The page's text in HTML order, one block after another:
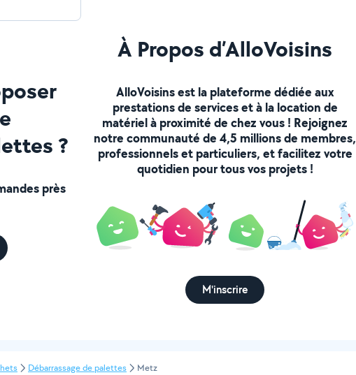
?
près
À Propos d’AlloVoisins
AlloVoisins est la plateforme dédiée aux
prestations de services et à la location de
matériel à proximité de chez vous ! Rejoignez
notre communauté de 4,5 millions de membres,
professionnels et particuliers, et facilitez votre
quotidien pour tous vos projets !
M'inscrire
Débarrassage de palettes Metz